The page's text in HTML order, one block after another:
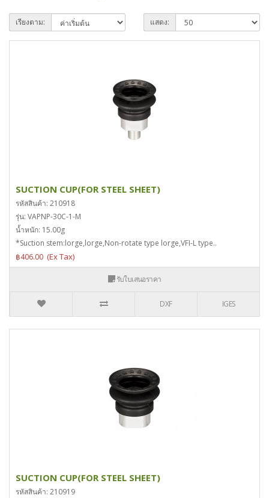
เรียงตาม: แสดง:
SUCTION CUP(FOR STEEL SHEET)
รหัสสินค้า: 210918
รุ่น: VAPNP-30C-1-M
น้ำหนัก: 15.00g
*Suction stem:lorge,lorge,Non-rotate type lorge,VFI-L type..
฿406.00
รับใบเสนอราคา
DXF IGES
SUCTION CUP(FOR STEEL SHEET)
รหัสสินค้า: 210919